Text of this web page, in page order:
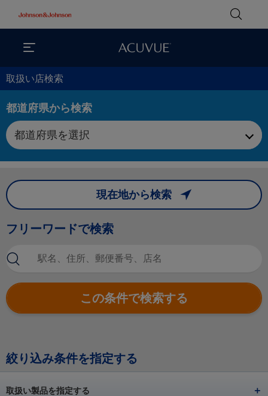
取扱い店検索
都道府県から検索
フリーワードで検索
絞り込み条件を指定する
取扱い製品を指定する